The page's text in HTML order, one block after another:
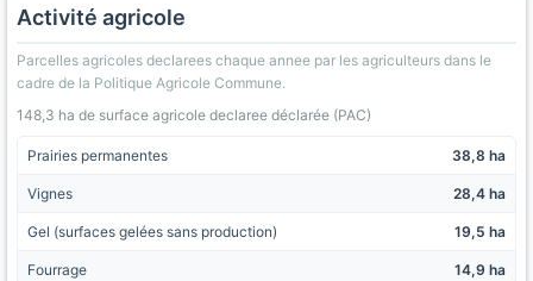
Activité agricole
Parcelles agricoles declarees chaque annee par les agriculteurs dans le
cadre de la Politique Agricole Commune.
148,3 ha de surface agricole declaree déclarée (PAC)
Prairies permanentes 38,8 ha
Vignes 28,4 ha
Gel (surfaces gelées sans production) 19,5 ha
Fourrage 14,9 ha